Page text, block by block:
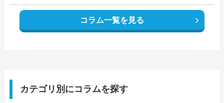
コラム一覧を見る
カテゴリ別にコラムを探す